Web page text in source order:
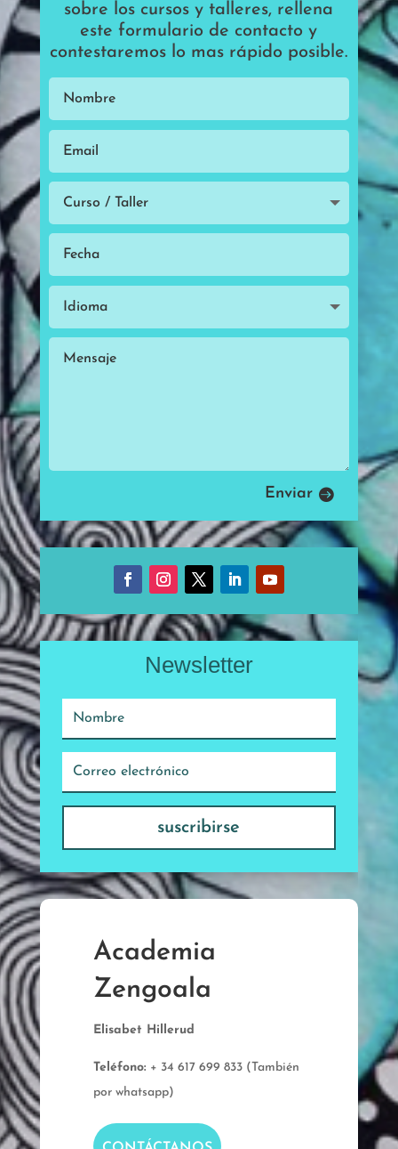
sobre los cursos y talleres, rellena
este formulario de contacto y
contestaremos lo mas rápido posible.
Enviar
Newsletter
suscribirse
Academia
Zengoala
Elisabet Hillerud
Teléfono: + 34 617 699 833 (También
por whatsapp)